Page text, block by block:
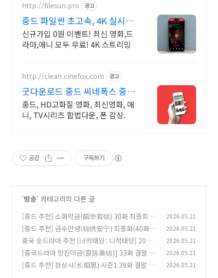
http://filesun.pro 광고
중드 파일썬 초고속, 4K 실시간
보기!
신규가입 0원 이벤트! 최신 영화,드
라마,애니 모두 무료! 4K 스트리밍
http://clean.cinefox.com 광고
굿다운로드 중드 씨네폭스 중드
일드 30%할인
중드, HD고화질 영화, 최신영화, 애
니, TV시리즈 합법다운, 폰 감상.
공감 구독하기
'방송' 카테고리의 다른 글
[중드 추천] 소화약금(韶华若锦) 30화 최종회 결
말 줄거리: 명탄♥장서의 행복한 결말, 그리고 슈
징란과 원의의 새로운 시작!
(0)
2026.05.21
[중드 추천] 금수안녕(锦绣安宁) 최종화(40화)
줄거리 결말: 육가학의 최후와 로신원♥로의녕의
완벽한 해피엔딩 (0)
2026.05.21
중국 숏드라마 추천 [너의태양 : 니적태양] 20화
21화 22화 줄거리 결말! 윤작풍과 육야의 가혹한
운명, 그리고 반전의 서막 (0)
2026.05.21
[중국드라마 양진미금(良陈美锦)] 33화 결말 줄
거리: 오해와 갈등의 정점, 고금조와 진언윤의 위
2026.05.21
[중드 추천] 장상사(长相思) 시즌1 39화 결말 최
2026.05.21